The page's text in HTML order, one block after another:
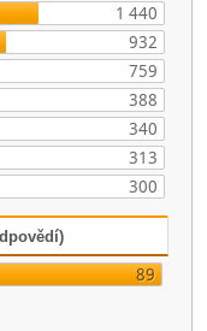
1 440
932
759
388
340
313
300
89